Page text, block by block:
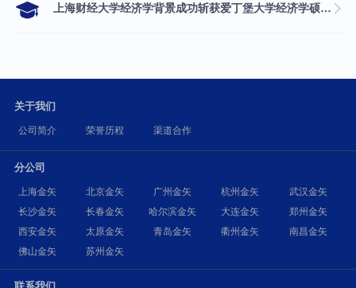
上海财经大学经济学背景成功斩获爱丁堡大学经济学硕士录取
关于我们
公司简介 荣誉历程 渠道合作
分公司
上海金矢 北京金矢 广州金矢 杭州金矢
武汉金矢
长沙金矢
长春金矢 哈尔滨金矢 大连金矢
郑州金矢
西安金矢
太原金矢 青岛金矢 衢州金矢
南昌金矢
佛山金矢
苏州金矢